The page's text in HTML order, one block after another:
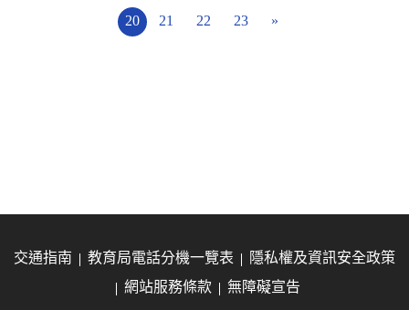
20 21 22 23 »
交通指南 教育局電話分機一覽表
隱私權及資訊安全政策
網站服務條款
無障礙宣告